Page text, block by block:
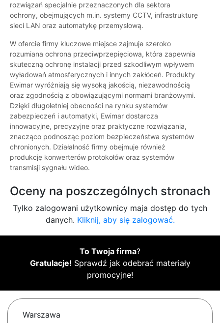
rozwiązań specjalnie przeznaczonych dla sektora
ochrony, obejmujących m.in. systemy CCTV, infrastrukturę
sieci LAN oraz automatykę przemysłową.
W ofercie firmy kluczowe miejsce zajmuje szeroko
rozumiana ochrona przeciwprzepięciowa, która zapewnia
skuteczną ochronę instalacji przed szkodliwym wpływem
wyładowań atmosferycznych i innych zakłóceń. Produkty
Ewimar wyróżniają się wysoką jakością, niezawodnością
oraz zgodnością z obowiązującymi normami branżowymi.
Dzięki długoletniej obecności na rynku systemów
zabezpieczeń i automatyki, Ewimar dostarcza
innowacyjne, precyzyjne oraz praktyczne rozwiązania,
znacząco podnosząc poziom bezpieczeństwa systemów
chronionych. Działalność firmy obejmuje również
produkcję konwerterów protokołów oraz systemów
transmisji sygnału wideo.
Oceny na poszczególnych stronach
Tylko zalogowani użytkownicy maja dostęp do tych
danych. Kliknij, aby się zalogować.
To Twoja firma?
Gratulacje! Sprawdź jak odebrać materiały
promocyjne!
Warszawa